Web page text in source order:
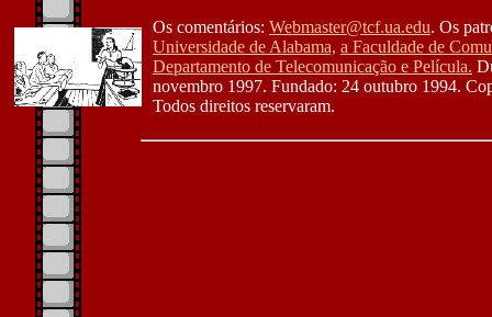
Os comentários: Webmaster@tcf.ua.edu. Os
Universidade de Alabama, a Faculdade de
Departamento de Telecomunicação e Película.
novembro 1997. Fundado: 24 outubro 1994.
Todos direitos reservaram.